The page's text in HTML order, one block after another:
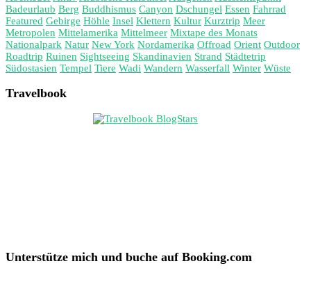
Badeurlaub Berg Buddhismus Canyon Dschungel Essen Fahrrad
Featured Gebirge Höhle Insel Klettern Kultur Kurztrip Meer
Metropolen Mittelamerika Mittelmeer Mixtape des Monats
Nationalpark Natur New York Nordamerika Offroad Orient Outdoor
Roadtrip Ruinen Sightseeing Skandinavien Strand Städtetrip
Südostasien Tempel Tiere Wadi Wandern Wasserfall Winter Wüste
Travelbook
Unterstütze mich und buche auf Booking.com